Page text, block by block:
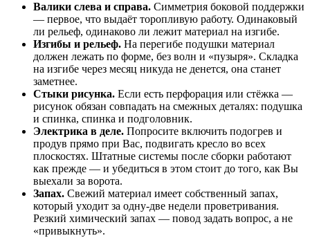
Валики слева и справа. Симметрия боковой поддержки
— первое, что выдаёт торопливую работу. Одинаковый
ли рельеф, одинаково ли лежит материал на изгибе.
Изгибы и рельеф. На перегибе подушки материал
должен лежать по форме, без волн и «пузыря». Складка
на изгибе через месяц никуда не денется, она станет
заметнее.
Стыки рисунка. Если есть перфорация или стёжка —
рисунок обязан совпадать на смежных деталях: подушка
и спинка, спинка и подголовник.
Электрика в деле. Попросите включить подогрев и
продув прямо при Вас, подвигать кресло во всех
плоскостях. Штатные системы после сборки работают
как прежде — и убедиться в этом стоит до того, как Вы
выехали за ворота.
Запах. Свежий материал имеет собственный запах,
который уходит за одну-две недели проветривания.
Резкий химический запах — повод задать вопрос, а не
«привыкнуть».